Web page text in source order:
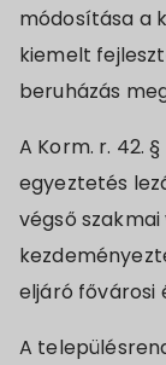
módosítása a
kiemelt
beruházás
A Korm. r. 42.
egyeztetés
végső
eljáró fővárosi
A